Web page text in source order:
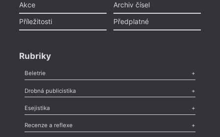
Akce
Příležitosti
Archiv čísel
Předplatné
Rubriky
Beletrie
Poezie,Próza,Dokumenty
Drobná publicistika
Odlesk
Nekrolog,Glosa,Sloupek,Pozvánka,Literární soutěž,
Esejistika
Esej ,Pádlo,Úvaha
Recenze a reflexe